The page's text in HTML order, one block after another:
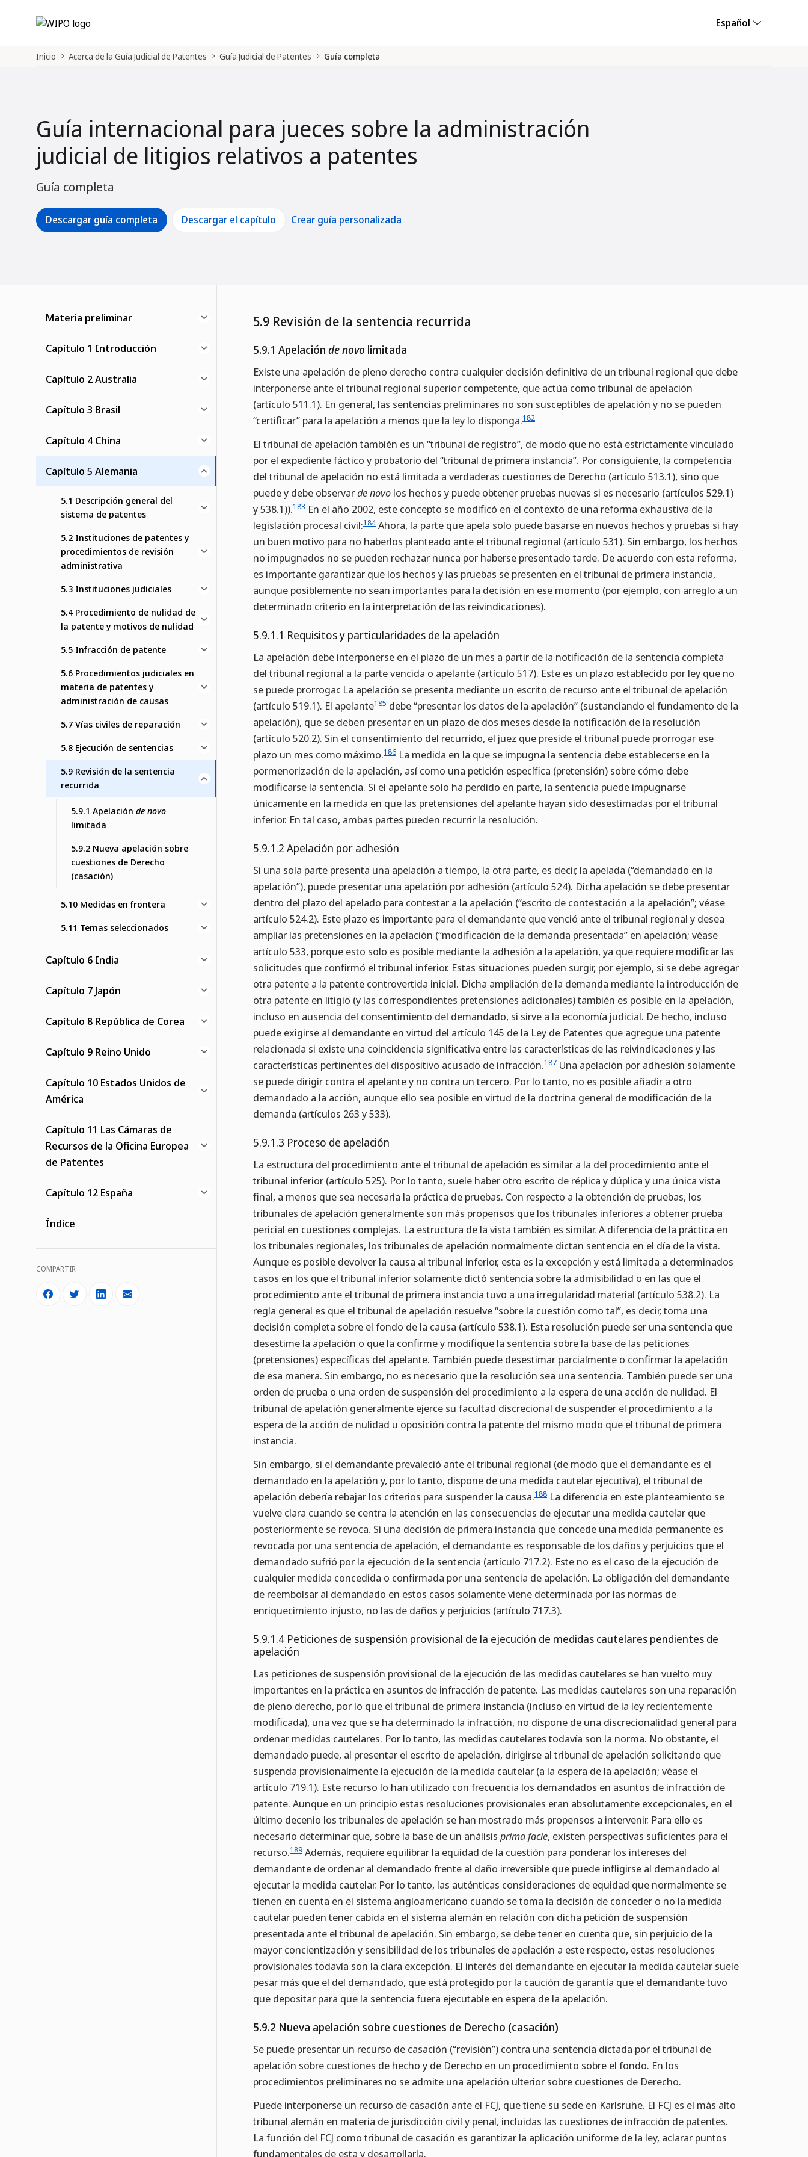
Español
Inicio Acerca de la Guía Judicial de Patentes Guía Judicial de Patentes Guía completa
Guía internacional para jueces sobre la administración
judicial de litigios relativos a patentes
Guía completa
Descargar guía completa Descargar el capítulo Crear guía personalizada
Materia preliminar
Capítulo 1 Introducción
Capítulo 2 Australia
Capítulo 3 Brasil
Capítulo 4 China
Capítulo 5 Alemania
5.1 Descripción general del
sistema de patentes
5.2 Instituciones de patentes y
procedimientos de revisión
administrativa
5.3 Instituciones judiciales
5.4 Procedimiento de nulidad de
la patente y motivos de nulidad
5.5 Infracción de patente
5.6 Procedimientos judiciales en
materia de patentes y
administración de causas
5.7 Vías civiles de reparación
5.8 Ejecución de sentencias
5.9 Revisión de la sentencia
recurrida
5.9.1 Apelación de novo
limitada
5.9.2 Nueva apelación sobre
cuestiones de Derecho
(casación)
5.10 Medidas en frontera
5.11 Temas seleccionados
Capítulo 6 India
Capítulo 7 Japón
Capítulo 8 República de Corea
Capítulo 9 Reino Unido
Capítulo 10 Estados Unidos de
América
Capítulo 11 Las Cámaras de
Recursos de la Oficina Europea
de Patentes
Capítulo 12 España
Índice
COMPARTIR
5.9 Revisión de la sentencia recurrida
5.9.1 Apelación de novo limitada
Existe una apelación de pleno derecho contra cualquier decisión definitiva de un tribunal regional que debe
interponerse ante el tribunal regional superior competente, que actúa como tribunal de apelación
(artículo 511.1). En general, las sentencias preliminares no son susceptibles de apelación y no se pueden
“certificar” para la apelación a menos que la ley lo disponga.182
El tribunal de apelación también es un “tribunal de registro”, de modo que no está estrictamente vinculado
por el expediente fáctico y probatorio del “tribunal de primera instancia”. Por consiguiente, la competencia
del tribunal de apelación no está limitada a verdaderas cuestiones de Derecho (artículo 513.1), sino que
puede y debe observarde novo los hechos y puede obtener pruebas nuevas si es necesario (artículos 529.1)
y 538.1)).183 En el año 2002, este concepto se modificó en el contexto de una reforma exhaustiva de la
legislación procesal civil:184 Ahora, la parte que apela solo puede basarse en nuevos hechos y pruebas si hay
un buen motivo para no haberlos planteado ante el tribunal regional (artículo 531). Sin embargo, los hechos
no impugnados no se pueden rechazar nunca por haberse presentado tarde. De acuerdo con esta reforma,
es importante garantizar que los hechos y las pruebas se presenten en el tribunal de primera instancia,
aunque posiblemente no sean importantes para la decisión en ese momento (por ejemplo, con arreglo a un
determinado criterio en la interpretación de las reivindicaciones).
5.9.1.1 Requisitos y particularidades de la apelación
La apelación debe interponerse en el plazo de un mes a partir de la notificación de la sentencia completa
del tribunal regional a la parte vencida o apelante (artículo 517). Este es un plazo establecido por ley que no
se puede prorrogar. La apelación se presenta mediante un escrito de recurso ante el tribunal de apelación
(artículo 519.1). El apelante185 debe “presentar los datos de la apelación” (sustanciando el fundamento de la
apelación), que se deben presentar en un plazo de dos meses desde la notificación de la resolución
(artículo 520.2). Sin el consentimiento del recurrido, el juez que preside el tribunal puede prorrogar ese
plazo un mes como máximo.186 La medida en la que se impugna la sentencia debe establecerse en la
pormenorización de la apelación, así como una petición específica (pretensión) sobre cómo debe
modificarse la sentencia. Si el apelante solo ha perdido en parte, la sentencia puede impugnarse
únicamente en la medida en que las pretensiones del apelante hayan sido desestimadas por el tribunal
inferior. En tal caso, ambas partes pueden recurrir la resolución.
5.9.1.2 Apelación por adhesión
Si una sola parte presenta una apelación a tiempo, la otra parte, es decir, la apelada (“demandado en la
apelación”), puede presentar una apelación por adhesión (artículo 524). Dicha apelación se debe presentar
dentro del plazo del apelado para contestar a la apelación (“escrito de contestación a la apelación”; véase
artículo 524.2). Este plazo es importante para el demandante que venció ante el tribunal regional y desea
ampliar las pretensiones en la apelación (“modificación de la demanda presentada” en apelación; véase
artículo 533, porque esto solo es posible mediante la adhesión a la apelación, ya que requiere modificar las
solicitudes que confirmó el tribunal inferior. Estas situaciones pueden surgir, por ejemplo, si se debe agregar
otra patente a la patente controvertida inicial. Dicha ampliación de la demanda mediante la introducción de
otra patente en litigio (y las correspondientes pretensiones adicionales) también es posible en la apelación,
incluso en ausencia del consentimiento del demandado, si sirve a la economía judicial. De hecho, incluso
puede exigirse al demandante en virtud del artículo 145 de la Ley de Patentes que agregue una patente
relacionada si existe una coincidencia significativa entre las características de las reivindicaciones y las
características pertinentes del dispositivo acusado de infracción.187 Una apelación por adhesión solamente
se puede dirigir contra el apelante y no contra un tercero. Por lo tanto, no es posible añadir a otro
demandado a la acción, aunque ello sea posible en virtud de la doctrina general de modificación de la
demanda (artículos 263 y 533).
5.9.1.3 Proceso de apelación
La estructura del procedimiento ante el tribunal de apelación es similar a la del procedimiento ante el
tribunal inferior (artículo 525). Por lo tanto, suele haber otro escrito de réplica y dúplica y una única vista
final, a menos que sea necesaria la práctica de pruebas. Con respecto a la obtención de pruebas, los
tribunales de apelación generalmente son más propensos que los tribunales inferiores a obtener prueba
pericial en cuestiones complejas. La estructura de la vista también es similar. A diferencia de la práctica en
los tribunales regionales, los tribunales de apelación normalmente dictan sentencia en el día de la vista.
Aunque es posible devolver la causa al tribunal inferior, esta es la excepción y está limitada a determinados
casos en los que el tribunal inferior solamente dictó sentencia sobre la admisibilidad o en las que el
procedimiento ante el tribunal de primera instancia tuvo a una irregularidad material (artículo 538.2). La
regla general es que el tribunal de apelación resuelve “sobre la cuestión como tal”, es decir, toma una
decisión completa sobre el fondo de la causa (artículo 538.1). Esta resolución puede ser una sentencia que
desestime la apelación o que la confirme y modifique la sentencia sobre la base de las peticiones
(pretensiones) específicas del apelante. También puede desestimar parcialmente o confirmar la apelación
de esa manera. Sin embargo, no es necesario que la resolución sea una sentencia. También puede ser una
orden de prueba o una orden de suspensión del procedimiento a la espera de una acción de nulidad. El
tribunal de apelación generalmente ejerce su facultad discrecional de suspender el procedimiento a la
espera de la acción de nulidad u oposición contra la patente del mismo modo que el tribunal de primera
instancia.
Sin embargo, si el demandante prevaleció ante el tribunal regional (de modo que el demandante es el
demandado en la apelación y, por lo tanto, dispone de una medida cautelar ejecutiva), el tribunal de
apelación debería rebajar los criterios para suspender la causa.188 La diferencia en este planteamiento se
vuelve clara cuando se centra la atención en las consecuencias de ejecutar una medida cautelar que
posteriormente se revoca. Si una decisión de primera instancia que concede una medida permanente es
revocada por una sentencia de apelación, el demandante es responsable de los daños y perjuicios que el
demandado sufrió por la ejecución de la sentencia (artículo 717.2). Este no es el caso de la ejecución de
cualquier medida concedida o confirmada por una sentencia de apelación. La obligación del demandante
de reembolsar al demandado en estos casos solamente viene determinada por las normas de
enriquecimiento injusto, no las de daños y perjuicios (artículo 717.3).
5.9.1.4 Peticiones de suspensión provisional de la ejecución de medidas cautelares pendientes de
apelación
Las peticiones de suspensión provisional de la ejecución de las medidas cautelares se han vuelto muy
importantes en la práctica en asuntos de infracción de patente. Las medidas cautelares son una reparación
de pleno derecho, por lo que el tribunal de primera instancia (incluso en virtud de la ley recientemente
modificada), una vez que se ha determinado la infracción, no dispone de una discrecionalidad general para
ordenar medidas cautelares. Por lo tanto, las medidas cautelares todavía son la norma. No obstante, el
demandado puede, al presentar el escrito de apelación, dirigirse al tribunal de apelación solicitando que
suspenda provisionalmente la ejecución de la medida cautelar (a la espera de la apelación; véase el
artículo 719.1). Este recurso lo han utilizado con frecuencia los demandados en asuntos de infracción de
patente. Aunque en un principio estas resoluciones provisionales eran absolutamente excepcionales, en el
último decenio los tribunales de apelación se han mostrado más propensos a intervenir. Para ello es
necesario determinar que, sobre la base de un análisis prima facie, existen perspectivas suficientes para el
recurso.189 Además, requiere equilibrar la equidad de la cuestión para ponderar los intereses del
demandante de ordenar al demandado frente al daño irreversible que puede infligirse al demandado al
ejecutar la medida cautelar. Por lo tanto, las auténticas consideraciones de equidad que normalmente se
tienen en cuenta en el sistema angloamericano cuando se toma la decisión de conceder o no la medida
cautelar pueden tener cabida en el sistema alemán en relación con dicha petición de suspensión
presentada ante el tribunal de apelación. Sin embargo, se debe tener en cuenta que, sin perjuicio de la
mayor concientización y sensibilidad de los tribunales de apelación a este respecto, estas resoluciones
provisionales todavía son la clara excepción. El interés del demandante en ejecutar la medida cautelar suele
pesar más que el del demandado, que está protegido por la caución de garantía que el demandante tuvo
que depositar para que la sentencia fuera ejecutable en espera de la apelación.
5.9.2 Nueva apelación sobre cuestiones de Derecho (casación)
Se puede presentar un recurso de casación (“revisión”) contra una sentencia dictada por el tribunal de
apelación sobre cuestiones de hecho y de Derecho en un procedimiento sobre el fondo. En los
procedimientos preliminares no se admite una apelación ulterior sobre cuestiones de Derecho.
Puede interponerse un recurso de casación ante el FCJ, que tiene su sede en Karlsruhe. El FCJ es el más alto
tribunal alemán en materia de jurisdicción civil y penal, incluidas las cuestiones de infracción de patentes.
La función del FCJ como tribunal de casación es garantizar la aplicación uniforme de la ley, aclarar puntos
fundamentales de esta y desarrollarla.